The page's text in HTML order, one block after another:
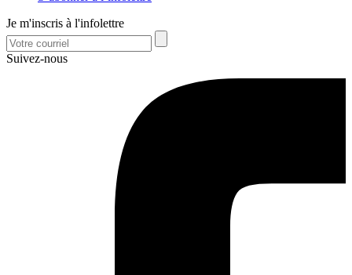
Je m'inscris à l'infolettre
Suivez-nous